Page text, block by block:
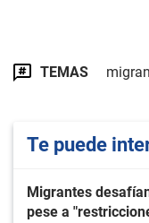
TEMAS
Te puede
Migrantes
pese a